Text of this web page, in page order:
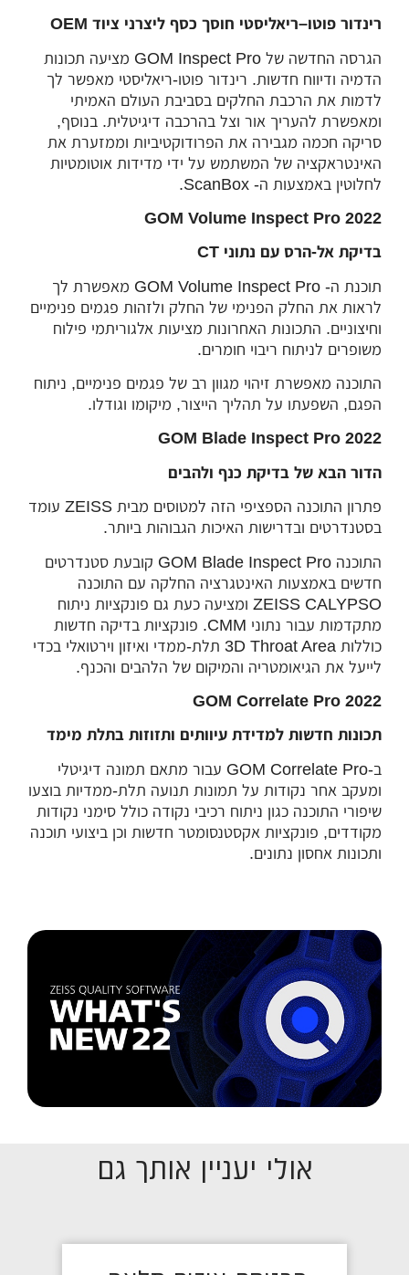
רינדור פוטו–ריאליסטי חוסך כסף ליצרני ציוד OEM
הגרסה החדשה של GOM Inspect Pro מציעה תכונות
הדמיה ודיווח חדשות. רינדור פוטו-ריאליסטי מאפשר לך
לדמות את הרכבת החלקים בסביבת העולם האמיתי
ומאפשרת להעריך אור וצל בהרכבה דיגיטלית. בנוסף,
סריקה חכמה מגבירה את הפרודוקטיביות וממזערת את
האינטראקציה של המשתמש על ידי מדידות אוטומטיות
לחלוטין באמצעות ה- ScanBox.
GOM Volume Inspect Pro 2022
בדיקת אל-הרס עם נתוני CT
תוכנת ה- GOM Volume Inspect Pro מאפשרת לך
לראות את החלק הפנימי של החלק ולזהות פגמים פנימיים
וחיצוניים. התכונות האחרונות מציעות אלגוריתמי פילוח
משופרים לניתוח ריבוי חומרים.
התוכנה מאפשרת זיהוי מגוון רב של פגמים פנימיים, ניתוח
הפגם, השפעתו על תהליך הייצור, מיקומו וגודלו.
GOM Blade Inspect Pro 2022
הדור הבא של בדיקת כנף ולהבים
פתרון התוכנה הספציפי הזה למטוסים מבית ZEISS עומד
בסטנדרטים ובדרישות האיכות הגבוהות ביותר.
התוכנה GOM Blade Inspect Pro קובעת סטנדרטים
חדשים באמצעות האינטגרציה החלקה עם התוכנה
ZEISS CALYPSO ומציעה כעת גם פונקציות ניתוח
מתקדמות עבור נתוני CMM. פונקציות בדיקה חדשות
כוללות 3D Throat Area תלת-ממדי ואיזון וירטואלי בכדי
לייעל את הגיאומטריה והמיקום של הלהבים והכנף.
GOM Correlate Pro 2022
תכונות חדשות למדידת עיוותים ותזוזות בתלת מימד
ב-GOM Correlate Pro עבור מתאם תמונה דיגיטלי
ומעקב אחר נקודות על תמונות תנועה תלת-ממדיות בוצעו
שיפורי התוכנה כגון ניתוח רכיבי נקודה כולל סימני נקודות
מקודדים, פונקציות אקסטנסומטר חדשות וכן ביצועי תוכנה
ותכונות אחסון נתונים.
אולי יעניין אותך גם